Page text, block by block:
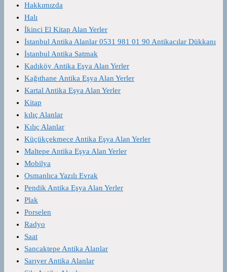
Hakkımızda
Halı
İkinci El Kitap Alan Yerler
İstanbul Antika Alanlar 0531 981 01 90 Antikacılar Dükkanı
İstanbul Antika Satmak
Kadıköy Antika Eşya Alan Yerler
Kağıthane Antika Eşya Alan Yerler
Kartal Antika Eşya Alan Yerler
Kitap
kılıç Alanlar
Kılıç Alanlar
Küçükçekmece Antika Eşya Alan Yerler
Maltepe Antika Eşya Alan Yerler
Mobilya
Osmanlıca Yazılı Evrak
Pendik Antika Eşya Alan Yerler
Plak
Porselen
Radyo
Saat
Sancaktepe Antika Alanlar
Sarıyer Antika Alanlar